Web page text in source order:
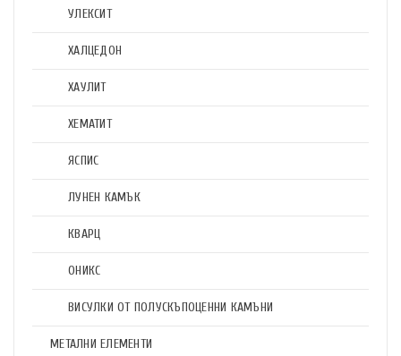
УЛЕКСИТ
ХАЛЦЕДОН
ХАУЛИТ
ХЕМАТИТ
ЯСПИС
ЛУНЕН КАМЪК
КВАРЦ
ОНИКС
ВИСУЛКИ ОТ ПОЛУСКЪПОЦЕННИ КАМЪНИ
МЕТАЛНИ ЕЛЕМЕНТИ